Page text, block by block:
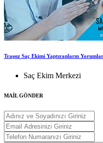
Traşsız Saç Ekimi Yaptıranların
Saç Ekim Merkezi
MAİL GÖNDER